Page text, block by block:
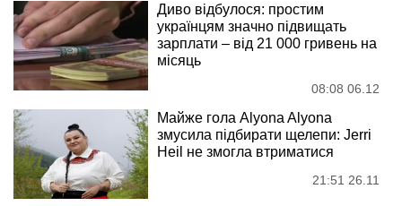
Диво відбулося: простим
українцям значно підвищать
зарплати – від 21 000 гривень на
місяць
08:08 06.12
Майже гола Alyona Alyona
змусила підбирати щелепи: Jerri
Heil не змогла втриматися
21:51 26.11